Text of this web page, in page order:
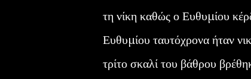
τη νίκη καθώς ο Ευθυμίου
Ευθυμίου ταυτόχρονα ήταν
τρίτο σκαλί του βάθρου